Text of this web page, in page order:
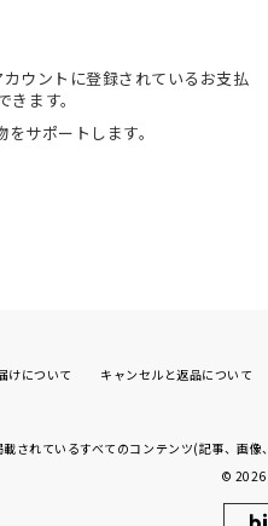
ウントに登録されているお支払
ます。
サポートします。
けについて キャンセルと返品について
載されているすべてのコンテンツ(記事、画像、
© 2026